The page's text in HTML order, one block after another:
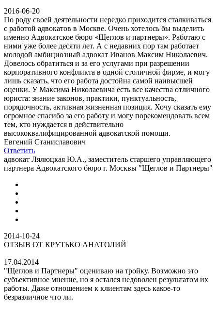
2016-06-20
По роду своей деятельности нередко приходится сталкиваться
с работой адвокатов в Москве. Очень хотелось бы выделить
именно Адвокатское бюро «Щеглов и партнеры». Работаю с
ними уже более десяти лет. А с недавних пор там работает
молодой амбициозный адвокат Иванов Максим Николаевич.
Довелось обратиться и за его услугами при разрешении
корпоративного конфликта в одной столичной фирме, и могу
лишь сказать, что его работа достойна самой наивысшей
оценки. У Максима Николаевича есть все качества отличного
юриста: знание законов, практики, пунктуальность,
порядочность, активная жизненная позиция. Хочу сказать ему
огромное спасибо за его работу и могу порекомендовать всем
тем, кто нуждается в действительно
высококвалифицированной адвокатской помощи.
Евгений Станиславович
Ответить
адвокат Лялюцкая Ю.А., заместитель старшего управляющего
партнера Адвокатского бюро г. Москвы "Щеглов и Партнеры"
2014-10-24
ОТЗЫВ ОТ КРУТЬКО АНАТОЛИЙ
17.04.2014
"Щеглов и Партнеры" оцениваю на тройку. Возможно это
субъективное мнение, но я остался недоволен результатом их
работы. Даже отношением к клиентам здесь какое-то
безразличное что ли.